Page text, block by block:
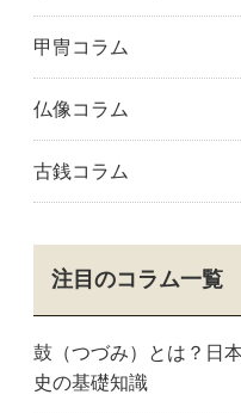
甲冑コラム
仏像コラム
古銭コラム
注目のコラム一覧
鼓（つづみ）とは？日
史の基礎知識